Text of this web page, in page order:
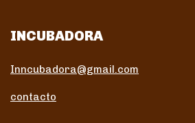
INCUBADORA
Inncubadora@gmail.com
contacto